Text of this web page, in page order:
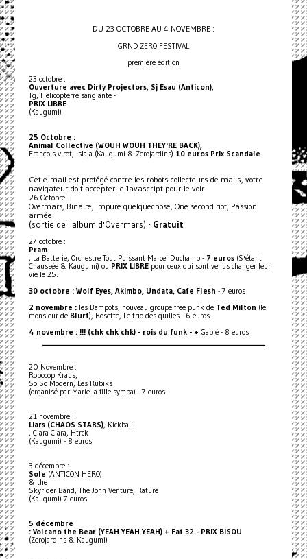
DU 23 OCTOBRE AU 4 NOVEMBRE :
GRND ZERO FESTIVAL
première édition
23 octobre :
Ouverture avec Dirty Projectors, Sj Esau (Anticon),
Tg, Helicopterre sanglante -
PRIX LIBRE
(Kaugumi)
25 Octobre :
Animal Collective (WOUH WOUH THEY'RE BACK),
François virot, Islaja (Kaugumi & Zerojardins) 10 euros Prix Scandale
Cet e-mail est protégé contre les robots collecteurs de mails, votre
navigateur doit accepter le Javascript pour le voir
26 Octobre :
Overmars, Binaire, Impure quelquechose, One second riot, Passion
armée
(sortie de l'album d'Overmars) - Gratuit
27 octobre :
Pram
, La Batterie, Orchestre Tout Puissant Marcel Duchamp - 7 euros(S'étant
Chaussée & Kaugumi) ou PRIX LIBREpour ceux qui sont venus changer leur
vie le 25.
30 octobre : Wolf Eyes, Akimbo, Undata, Cafe Flesh - 7 euros
2 novembre : les Bampots, nouveau groupe free punk de Ted Milton (le
monsieur de Blurt), Rosette, Le trio des quilles - 6 euros
4 novembre : !!! (chk chk chk) - rois du funk - + Gablé - 8 euros
20 Novembre :
Robocop Kraus,
So So Modern, Les Rubiks
(organisé par Marie la fille sympa) - 7 euros
21 novembre :
Liars (CHAOS STARS), Kickball
, Clara Clara, Htrck
(Kaugumi) - 8 euros
3 décembre :
Sole (ANTICON HERO)
& the
Skyrider Band, The John Venture, Rature
(Kaugumi) 7 euros
5 décembre
: Volcano the Bear (YEAH YEAH YEAH) + Fat 32 - PRIX BISOU
(Zerojardins & Kaugumi)